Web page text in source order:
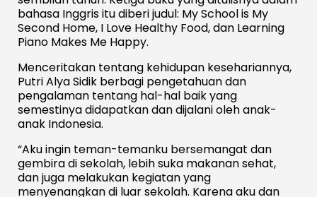
bahasa Inggris itu diberi judul: My School is My
Second Home, I Love Healthy Food, dan Learning
Piano Makes Me Happy.
Menceritakan tentang kehidupan kesehariannya,
Putri Alya Sidik berbagi pengetahuan dan
pengalaman tentang hal-hal baik yang
semestinya didapatkan dan dijalani oleh anak-
anak Indonesia.
“Aku ingin teman-temanku bersemangat dan
gembira di sekolah, lebih suka makanan sehat,
dan juga melakukan kegiatan yang
menyenangkan di luar sekolah. Karena aku dan